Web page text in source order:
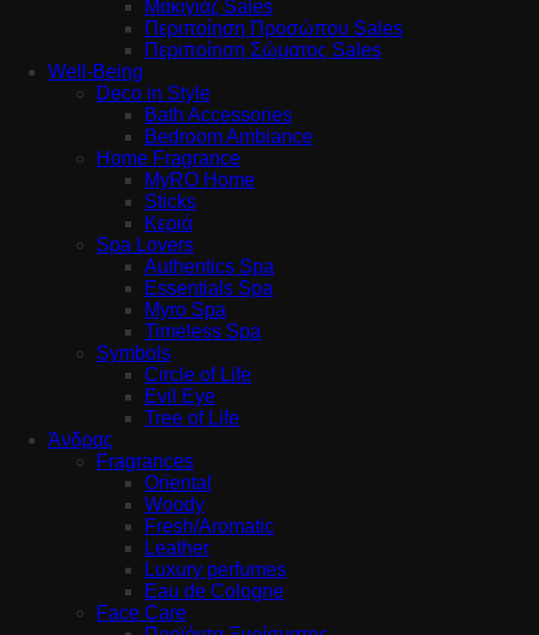
Μακιγιάζ Sales
Περιποίηση Προσώπου Sales
Περιποίηση Σώματος Sales
Well-Being
Deco in Style
Bath Accessories
Bedroom Ambiance
Home Fragrance
MyRO Home
Sticks
Κεριά
Spa Lovers
Authentics Spa
Essentials Spa
Myro Spa
Timeless Spa
Symbols
Circle of Life
Evil Eye
Tree of Life
Άνδρας
Fragrances
Oriental
Woody
Fresh/Aromatic
Leather
Luxury perfumes
Eau de Cologne
Face Care